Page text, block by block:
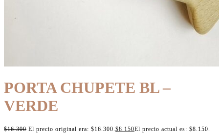
PORTA CHUPETE BL –
VERDE
$16.300 El precio original era: $16.300.$8.150El precio actual es: $8.150.